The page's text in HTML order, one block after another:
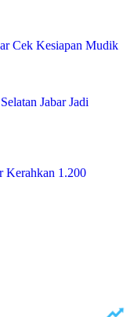
Cek Kesiapan Mudik
Jabar Jadi
Kerahkan 1.200